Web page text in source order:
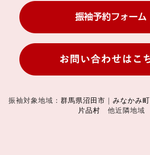
振袖対象地域： 群馬県沼田市 ｜ みなかみ町
片品村 他近隣地域